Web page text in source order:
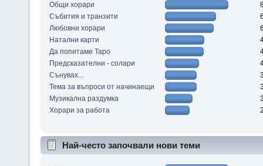
Общи хорари
Събития и транзити
Любовни хорари
Натални карти
Да попитаме Таро
Предсказателни - солари
Сънувах...
Тема за въпроси от начинаещи
Музикална раздумка
Хорари за работа
Най-често започвали нови теми